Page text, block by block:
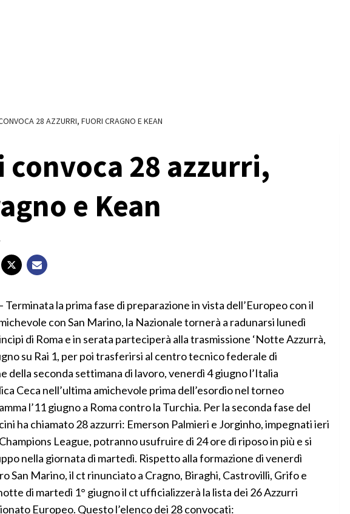
28 AZZURRI, FUORI CRAGNO E KEAN
convoca 28 azzurri,
e Kean
Terminata la prima fase di preparazione in vista dell’Europeo con il
con San Marino, la Nazionale tornerà a radunarsi lunedì
di Roma e in serata parteciperà alla trasmissione ‘Notte Azzurrà,
su Rai 1, per poi trasferirsi al centro tecnico federale di
della seconda settimana di lavoro, venerdì 4 giugno l’Italia
Ceca nell’ultima amichevole prima dell’esordio nel torneo
l’11 giugno a Roma contro la Turchia. Per la seconda fase del
ha chiamato 28 azzurri: Emerson Palmieri e Jorginho, impegnati ieri
League, potranno usufruire di 24 ore di riposo in più e si
nella giornata di martedì. Rispetto alla formazione di venerdì
San Marino, il ct rinunciato a Cragno, Biraghi, Castrovilli, Grifo e
di martedì 1° giugno il ct ufficializzerà la lista dei 26 Azzurri
Europeo. Questo l’elenco dei 28 convocati: